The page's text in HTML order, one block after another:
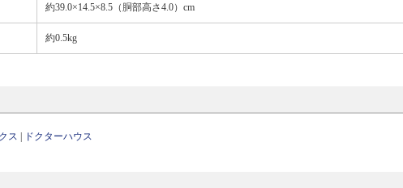
約39.0×14.5×8.5（胴部高さ4.0）cm
約0.5kg
ス ドクターハウス